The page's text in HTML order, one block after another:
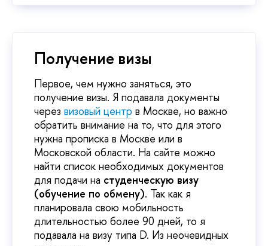
Получение визы
Первое, чем нужно заняться, это
получение визы. Я подавала документы
через визовый центр в Москве, но важно
обратить внимание на то, что для этого
нужна прописка в Москве или в
Московской области. На сайте можно
найти список необходимых документов
для подачи на студенческую визу
(обучение по обмену). Так как я
планировала свою мобильность
длительностью более 90 дней, то я
подавала на визу типа D. Из неочевидных